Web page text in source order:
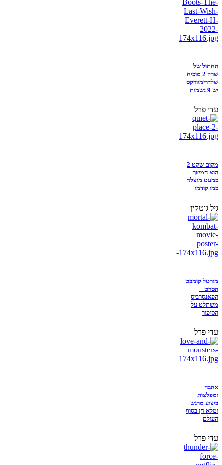
החתול של
שרק 2 מוכיח
שלדרימוורקס
יש 9 נשמות
עדי פרל
מקום שקט 2
הוא המשך
כמעט מוצלח
כמו קודמו
גיל גוטקין
מורטל קומבט
הסרט –
הפאנסרביס
משתלט על
הסיפור
עדי פרל
אהבה
ומפלצות –
ביצוע מרגש
ומלא חן בסוף
העולם
עדי פרל